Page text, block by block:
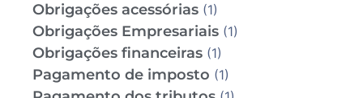
Obrigações acessórias (1)
Obrigações Empresariais (1)
Obrigações financeiras (1)
Pagamento de imposto (1)